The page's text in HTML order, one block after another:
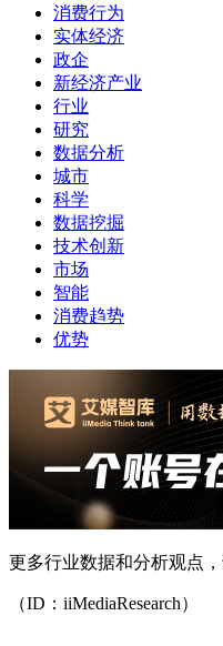
消费行为
实体经济
政企
新经济产业
行业
研究
数据分析
城市
科学
数据挖掘
技术创新
市场
智能
消费趋势
优势
更多行业数据和分析观点
（ID：iiMediaResearch）